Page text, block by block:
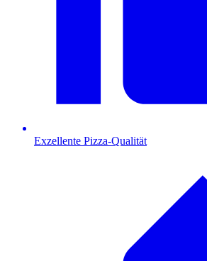
Exzellente Pizza-Qualität